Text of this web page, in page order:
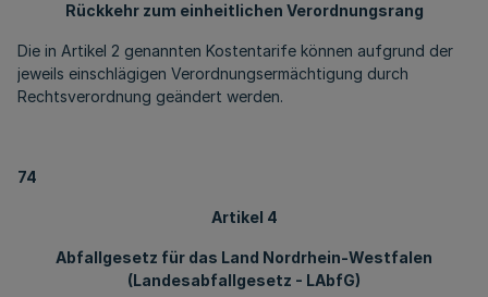
Rückkehr zum einheitlichen Verordnungsrang
Die in Artikel 2 genannten Kostentarife können aufgrund der
jeweils einschlägigen Verordnungsermächtigung durch
Rechtsverordnung geändert werden.
74
Artikel 4
Abfallgesetz für das Land Nordrhein-Westfalen
(Landesabfallgesetz - LAbfG)